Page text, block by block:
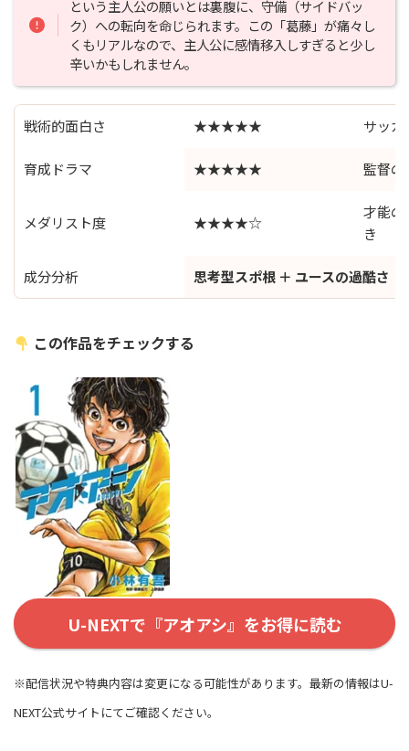
という主人公の願いとは裏腹に、守備（サイドバッ
ク）への転向を命じられます。この「葛藤」が痛々し
くもリアルなので、主人公に感情移入しすぎると少し
辛いかもしれません。
戦術的面白さ ★★★★★ サッ
育成ドラマ ★★★★★ 監督の
メダリスト度 ★★★★☆
才能
き
成分分析 思考型スポ根 ＋ ユースの過酷さ
この作品をチェックする
U-NEXTで『アオアシ』をお得に読む
※配信状況や特典内容は変更になる可能性があります。最新の情報はU-
NEXT公式サイトにてご確認ください。